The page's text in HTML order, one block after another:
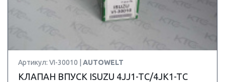
Артикул: VI-30010 | AUTOWELT
КЛАПАН ВПУСК ISUZU 4JJ1-TC/4JK1-TC